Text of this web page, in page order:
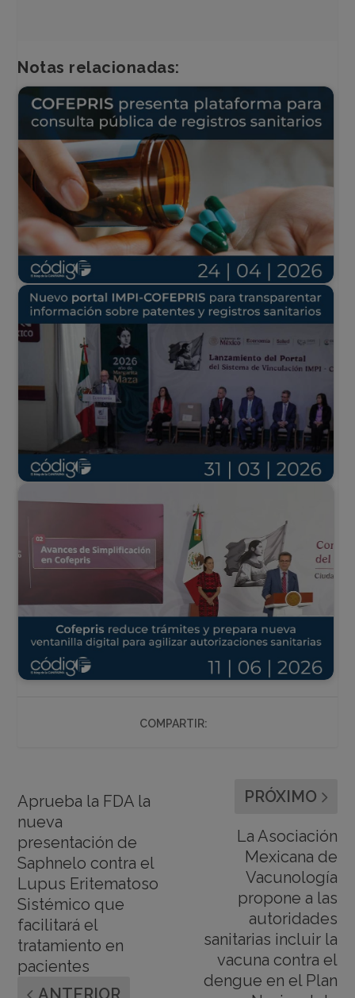
Notas relacionadas:
COMPARTIR:
Aprueba la FDA la
nueva
presentación de
Saphnelo contra el
Lupus Eritematoso
Sistémico que
facilitará el
tratamiento en
pacientes
ANTERIOR
PRÓXIMO
La Asociación
Mexicana de
Vacunología
propone a las
autoridades
sanitarias incluir la
vacuna contra el
dengue en el Plan